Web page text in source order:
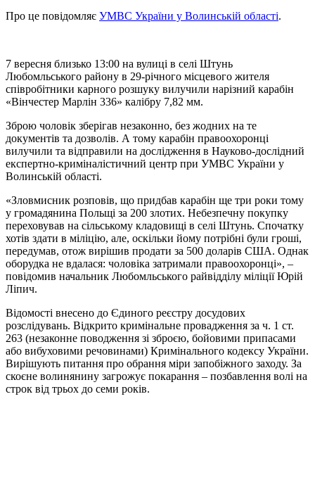
Про це повідомляє УМВС України у Волинській області.
7 вересня близько 13:00 на вулиці в селі Штунь
Любомльського району в 29-річного місцевого жителя
співробітники карного розшуку вилучили нарiзний карабiн
«Вiнчестер Марлiн 336» калiбру 7,82 мм.
Зброю чоловік зберігав незаконно, без жодних на те
документів та дозволів. А тому карабін правоохоронці
вилучили та відправили на дослідження в Науково-дослідний
експертно-криміналістичний центр при УМВС України у
Волинській області.
«Зловмисник розповів, що придбав карабін ще три роки тому
у громадянина Польщі за 200 злотих. Небезпечну покупку
переховував на сільському кладовищі в селі Штунь. Спочатку
хотів здати в міліцію, але, оскільки йому потрібні були гроші,
передумав, отож вирішив продати за 500 доларів США. Однак
оборудка не вдалася: чоловіка затримали правоохоронці», –
повідомив начальник Любомльського райвідділу міліції Юрій
Ліпич.
Вiдомостi внесено до Єдиного реєстру досудових
розслідувань. Відкрито кримінальне провадження за ч. 1 ст.
263 (незаконне поводження зі зброєю, бойовими припасами
або вибуховими речовинами) Кримінального кодексу України.
Вирiшують питання про обрання міри запобiжного заходу. За
скоєне волинянину загрожує покарання – позбавлення волі на
строк від трьох до семи років.